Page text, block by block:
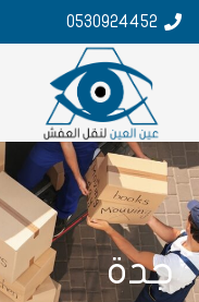
0530924452
جدة